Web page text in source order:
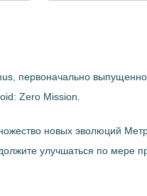
первоначально
Zero Mission.
новых эволюций
улучшаться по мере